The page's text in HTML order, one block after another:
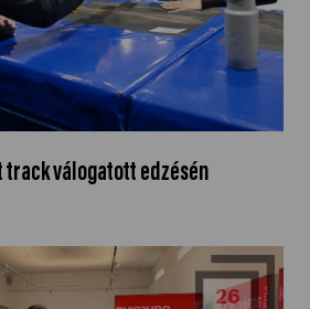
track válogatott edzésén
26